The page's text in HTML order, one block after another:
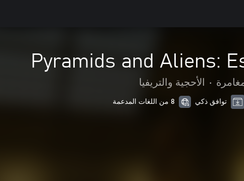
Pyramids and Aliens:
• الأحجية والتريفيا
توافق ذكي 8 من اللغات المدعمة